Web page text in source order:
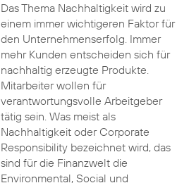
Das Thema Nachhaltigkeit wird zu
einem immer wichtigeren Faktor für
den Unternehmenserfolg. Immer
mehr Kunden entscheiden sich für
nachhaltig erzeugte Produkte.
Mitarbeiter wollen für
verantwortungsvolle Arbeitgeber
tätig sein. Was meist als
Nachhaltigkeit oder Corporate
Responsibility bezeichnet wird, das
sind für die Finanzwelt die
Environmental, Social und